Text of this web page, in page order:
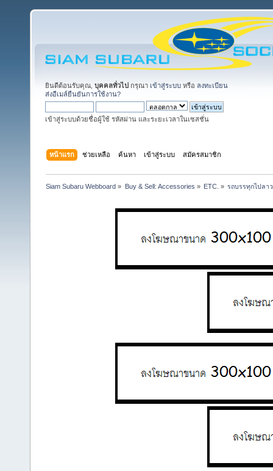
ยินดีต้อนรับคุณ, บุคคลทั่วไป กรุณา เข้าสู่ระบบ หรือ ลงทะเบียน
ส่งอีเมล์ยืนยันการใช้งาน?
เข้าสู่ระบบด้วยชื่อผู้ใช้ รหัสผ่าน และระยะเวลาในเซสชั่น
หน้าแรก ช่วยเหลือ ค้นหา เข้าสู่ระบบ สมัครสมาชิก
Siam Subaru Webboard » Buy & Sell: Accessories » ETC. » รถบรรทุกไปลา